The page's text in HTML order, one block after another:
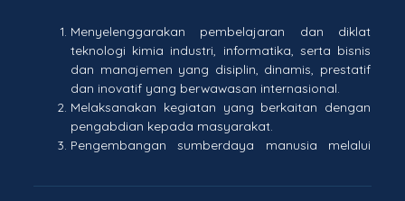
Menyelenggarakan pembelajaran dan diklat
teknologi kimia industri, informatika, serta bisnis
dan manajemen yang disiplin, dinamis, prestatif
dan inovatif yang berwawasan internasional.
Melaksanakan kegiatan yang berkaitan dengan
pengabdian kepada masyarakat.
Pengembangan sumberdaya manusia melalui
berstandar internasional.